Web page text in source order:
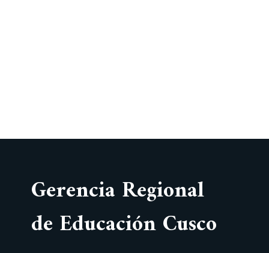
Gerencia Regional
de Educación Cusco